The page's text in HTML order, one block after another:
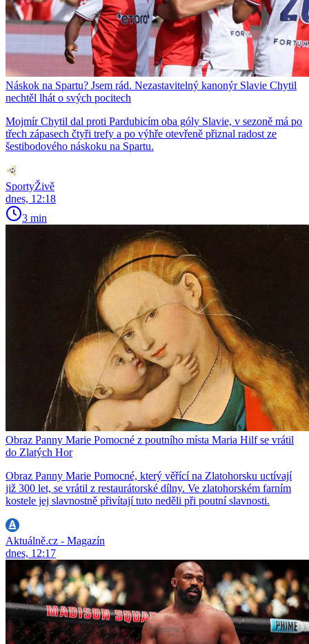
Náskok na Spartu? Jsem rád. Nezastavitelný kanonýr Slavie Chytil
nechtěl lhát o svých pocitech
Mojmír Chytil dal proti Pardubicím oba góly Slavie, v sezoně má po
třech zápasech čtyři trefy a po výhře otevřeně přiznal radost ze
šestibodového náskoku na Spartu.
SportyŽivě
dnes, 12:18
3 min
Obraz Panny Marie Pomocné z poutního místa Maria Hilf se vrátil
do Zlatých Hor
Obraz Panny Marie Pomocné, který věřící na Zlatohorsku uctívají
již 300 let, se vrátil z restaurátorské dílny. Ve zlatohorském farním
kostele jej slavnostně přivítají tuto neděli při poutní slavnosti.
Aktuálně.cz - Magazín
dnes, 12:17